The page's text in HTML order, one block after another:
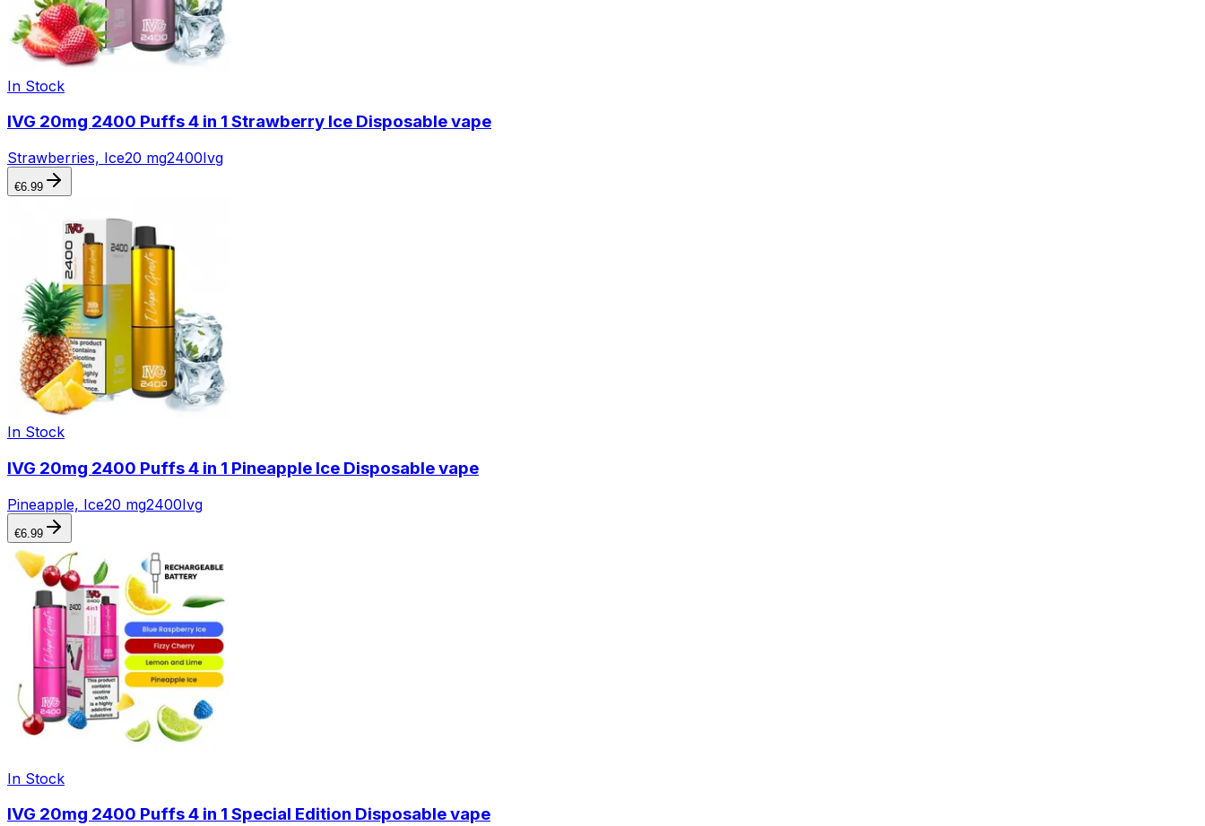
In Stock
IVG 20mg 2400 Puffs 4 in 1 Strawberry Ice Disposable vape
Strawberries, Ice20 mg2400Ivg
€6.99
In Stock
IVG 20mg 2400 Puffs 4 in 1 Pineapple Ice Disposable vape
Pineapple, Ice20 mg2400Ivg
€6.99
In Stock
IVG 20mg 2400 Puffs 4 in 1 Special Edition Disposable vape